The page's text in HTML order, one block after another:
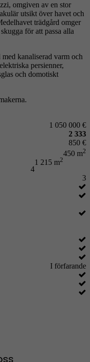
omgiven av en stor
utsikt över havet och
trädgård omger
för att passa alla
kanaliserad varm och
persienner,
och domotiskt
1 050 000 €
2 333
850 €
450 m2
1 215 m2
4
3
I förfarande